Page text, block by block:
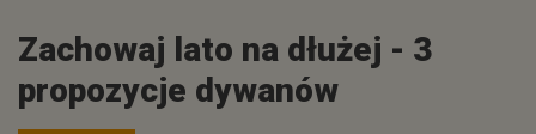
Zachowaj lato na dłużej - 3
propozycje dywanów